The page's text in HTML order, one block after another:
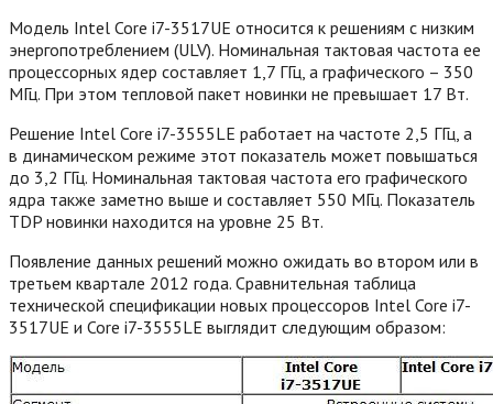
Модель Intel Core i7-3517UE относится к решениям с низким
энергопотреблением (ULV). Номинальная тактовая частота ее
процессорных ядер составляет 1,7 ГГц, а графического – 350
МГц. При этом тепловой пакет новинки не превышает 17 Вт.
Решение Intel Core i7-3555LE работает на частоте 2,5 ГГц, а
в динамическом режиме этот показатель может повышаться
до 3,2 ГГц. Номинальная тактовая частота его графического
ядра также заметно выше и составляет 550 МГц. Показатель
TDP новинки находится на уровне 25 Вт.
Появление данных решений можно ожидать во втором или в
третьем квартале 2012 года. Сравнительная таблица
технической спецификации новых процессоров Intel Core i7-
3517UE и Core i7-3555LE выглядит следующим образом: